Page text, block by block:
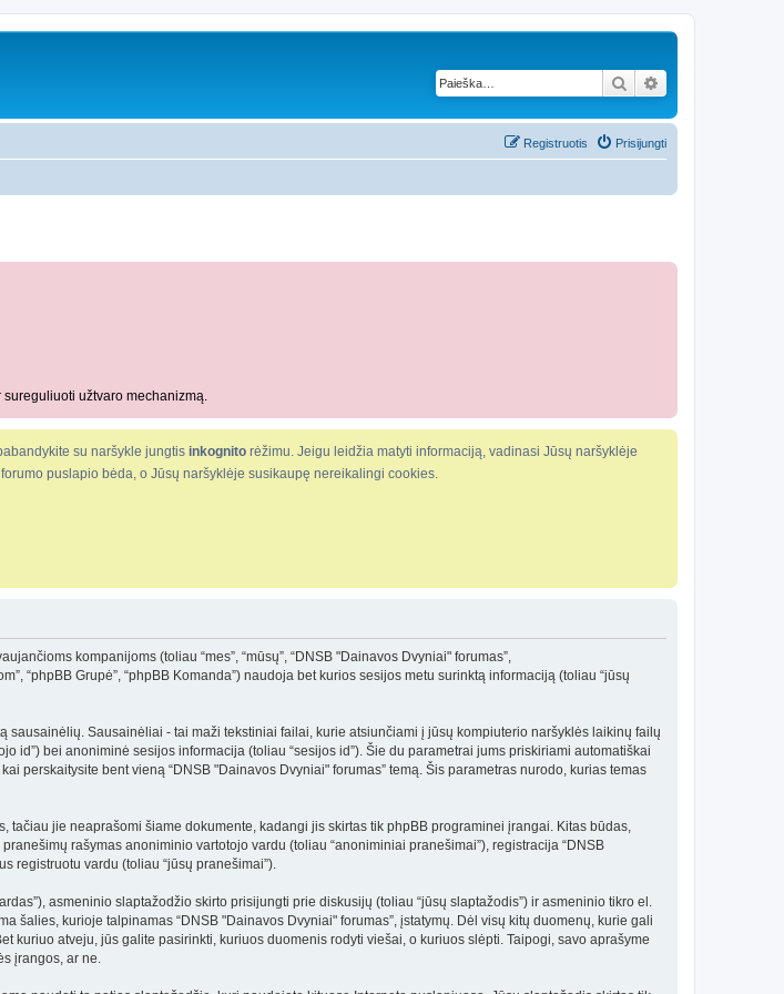
Ieškoti
Prisijungti
Registruotis
užtvaro mechanizmą.
su naršykle jungtis inkognito rėžimu. Jeigu leidžia matyti informaciją, vadinasi Jūsų naršyklėje
puslapio bėda, o Jūsų naršyklėje susikaupę nereikalingi cookies.
kompanijoms (toliau “mes”, “mūsų”, “DNSB "Dainavos Dvyniai" forumas”,
“phpBB Grupė”, “phpBB Komanda”) naudoja bet kurios sesijos metu surinktą informaciją (toliau “jūsų
Sausainėliai - tai maži tekstiniai failai, kurie atsiunčiami į jūsų kompiuterio naršyklės laikinų failų
bei anoniminė sesijos informacija (toliau “sesijos id”). Šie du parametrai jums priskiriami automatiškai
perskaitysite bent vieną “DNSB "Dainavos Dvyniai" forumas” temą. Šis parametras nurodo, kurias temas
jie neaprašomi šiame dokumente, kadangi jis skirtas tik phpBB programinei įrangai. Kitas būdas,
rašymas anoniminio vartotojo vardu (toliau “anoniminiai pranešimai”), registracija “DNSB
registruotu vardu (toliau “jūsų pranešimai”).
asmeninio slaptažodžio skirto prisijungti prie diskusijų (toliau “jūsų slaptažodis”) ir asmeninio tikro el.
šalies, kurioje talpinamas “DNSB "Dainavos Dvyniai" forumas”, įstatymų. Dėl visų kitų duomenų, kurie gali
kuriuo atveju, jūs galite pasirinkti, kuriuos duomenis rodyti viešai, o kuriuos slėpti. Taipogi, savo aprašyme
įrangos, ar ne.